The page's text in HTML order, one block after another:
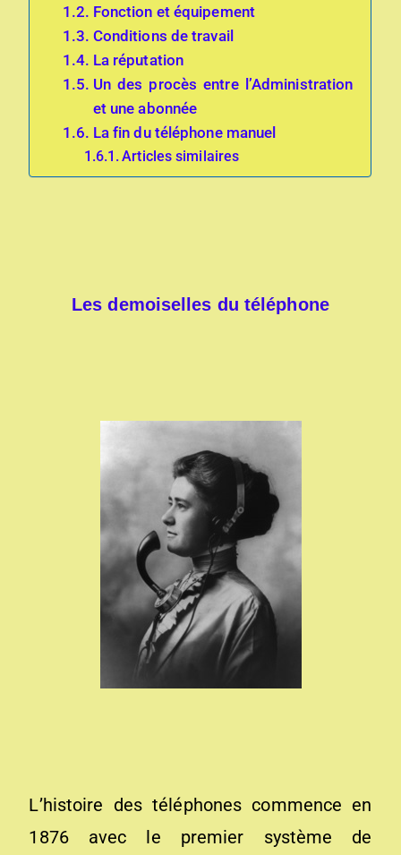
Fonction et équipement
Conditions de travail
La réputation
Un des procès entre l’Administration
et une abonnée
La fin du téléphone manuel
Articles similaires
Les demoiselles du téléphone
L’histoire des téléphones commence en
1876 avec le premier système de